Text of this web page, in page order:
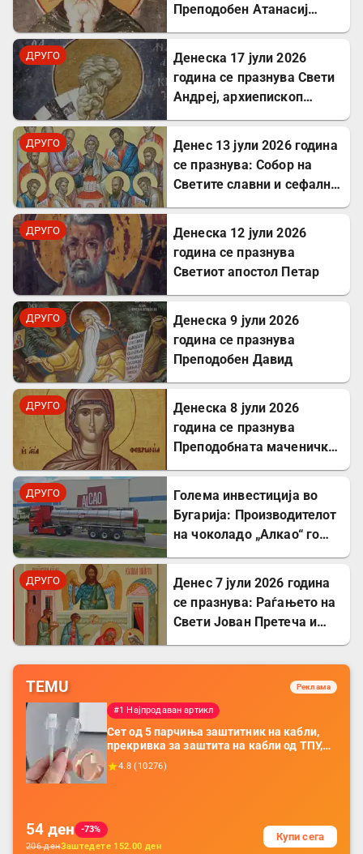
Преподобен Атанасиј
ДРУГО
Денеска 17 јули 2026
година се празнува Свети
Андреј, архиепископ
ДРУГО
Денес 13 јули 2026 година
се празнува: Собор на
Светите славни и сефални
ДРУГО
Денеска 12 јули 2026
година се празнува
Светиот апостол Петар
ДРУГО
Денеска 9 јули 2026
година се празнува
Преподобен Давид
ДРУГО
Денеска 8 јули 2026
година се празнува
Преподобната маченичка
ДРУГО
Голема инвестиција во
Бугарија: Производителот
на чоколадо „Алкао“ го
ДРУГО
Денес 7 јули 2026 година
се празнува: Раѓањето на
Свети Јован Претеча и
TEMU Реклама
#1 Најпродаван артикл
Сет од 5 парчиња заштитник на кабли,
прекривка за заштита на кабли од ТПУ,
додатоци за заштита на кабли, без
батерија, за мобилни телефони, комплет
4.8 ( 10276)
54 ден
-73%
206денЗаштедете 152.00 ден
Купи сега